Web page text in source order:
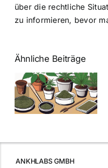
über die rechtliche
zu informieren, bevor
Ähnliche Beiträge
Neue THC-
Grenzwert-
Regelung:
Was Sie über
Cannabis und
müssen
ANKHLABS GMBH